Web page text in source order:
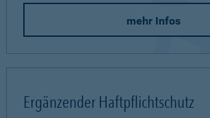
mehr Infos
Ergänzender Haftpflichtschutz